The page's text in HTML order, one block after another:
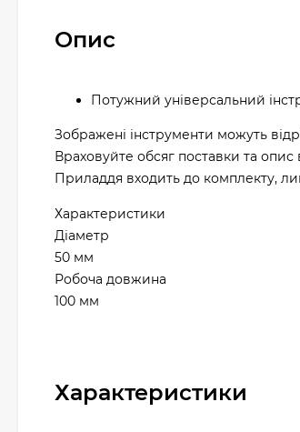
Опис
Потужний універсальний
Зображені інструменти можуть
Враховуйте обсяг поставки та опис
Приладдя входить до комплекту,
Характеристики
Діаметр
50 мм
Робоча довжина
100 мм
Характеристики